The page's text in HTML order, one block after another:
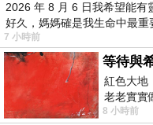
2026 年 8 月 6 日我希望能有
好久，媽媽確是我生命中最
7 小時前
等待與
紅色大地
老老實實
向裂隙的
8 小時前